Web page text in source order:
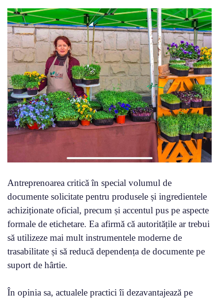
Antreprenoarea critică în special volumul de
documente solicitate pentru produsele și ingredientele
achiziționate oficial, precum și accentul pus pe aspecte
formale de etichetare. Ea afirmă că autoritățile ar trebui
să utilizeze mai mult instrumentele moderne de
trasabilitate și să reducă dependența de documente pe
suport de hârtie.
În opinia sa, actualele practici îi dezavantajează pe